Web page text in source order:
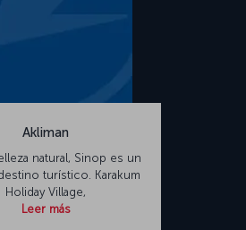
Akliman
natural, Sinop es un
turístico. Karakum
Holiday Village,
Leer más